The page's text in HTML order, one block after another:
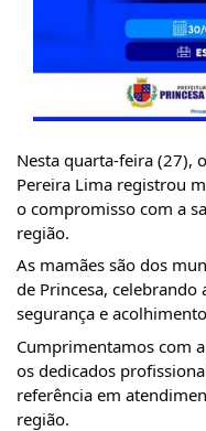
Nesta quarta-feira (27),
Pereira Lima registrou
o compromisso com a
região.
As mamães são dos
de Princesa, celebrando
segurança e
Cumprimentamos com
os dedicados
referência em
região.